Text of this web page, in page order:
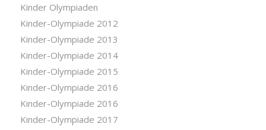
Kinder Olympiaden
Kinder-Olympiade 2012
Kinder-Olympiade 2013
Kinder-Olympiade 2014
Kinder-Olympiade 2015
Kinder-Olympiade 2016
Kinder-Olympiade 2016
Kinder-Olympiade 2017